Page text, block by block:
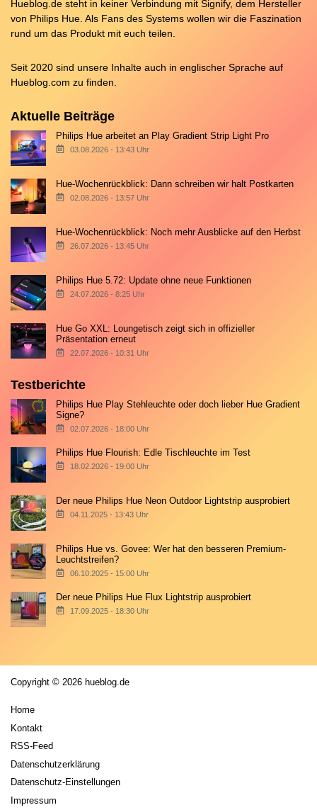
Hueblog.de steht in keiner Verbindung mit Signify, dem Hersteller
von Philips Hue. Als Fans des Systems wollen wir die Faszination
rund um das Produkt mit euch teilen.
Seit 2020 sind unsere Inhalte auch in englischer Sprache auf
Hueblog.com zu finden.
Aktuelle Beiträge
Philips Hue arbeitet an Play Gradient Strip Light Pro
03.08.2026 - 13:43 Uhr
Hue-Wochenrückblick: Dann schreiben wir halt Postkarten
02.08.2026 - 13:57 Uhr
Hue-Wochenrückblick: Noch mehr Ausblicke auf den Herbst
26.07.2026 - 13:45 Uhr
Philips Hue 5.72: Update ohne neue Funktionen
24.07.2026 - 8:25 Uhr
Hue Go XXL: Loungetisch zeigt sich in offizieller
Präsentation erneut
22.07.2026 - 10:31 Uhr
Testberichte
Philips Hue Play Stehleuchte oder doch lieber Hue Gradient
Signe?
02.07.2026 - 18:00 Uhr
Philips Hue Flourish: Edle Tischleuchte im Test
18.02.2026 - 19:00 Uhr
Der neue Philips Hue Neon Outdoor Lightstrip ausprobiert
04.11.2025 - 13:43 Uhr
Philips Hue vs. Govee: Wer hat den besseren Premium-
Leuchtstreifen?
06.10.2025 - 15:00 Uhr
Der neue Philips Hue Flux Lightstrip ausprobiert
17.09.2025 - 18:30 Uhr
Copyright © 2026 hueblog.de
Home
Kontakt
RSS-Feed
Datenschutzerklärung
Datenschutz-Einstellungen
Impressum